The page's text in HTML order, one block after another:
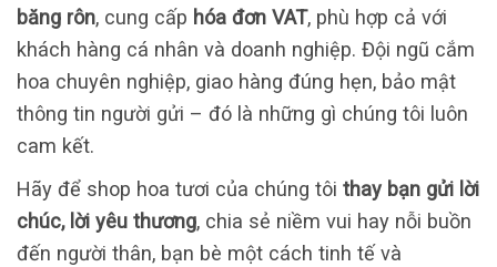
băng rôn, cung cấp hóa đơn VAT, phù hợp cả với
khách hàng cá nhân và doanh nghiệp. Đội ngũ cắm
hoa chuyên nghiệp, giao hàng đúng hẹn, bảo mật
thông tin người gửi – đó là những gì chúng tôi luôn
cam kết.
Hãy để shop hoa tươi của chúng tôi thay bạn gửi lời
chúc, lời yêu thương, chia sẻ niềm vui hay nỗi buồn
đến người thân, bạn bè một cách tinh tế và